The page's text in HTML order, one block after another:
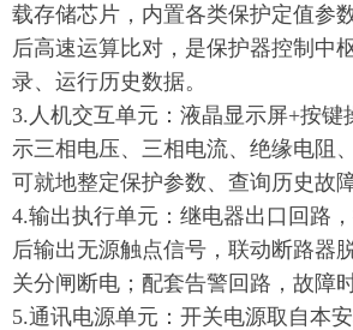
载存储芯片，内置各类保护定值参
后高速运算比对，是保护器控制中
录、运行历史数据。
3.人机交互单元：液晶显示屏+按键
示三相电压、三相电流、绝缘电阻
可就地整定保护参数、查询历史故障
4.输出执行单元：继电器出口回路
后输出无源触点信号，联动断路器
关分闸断电；配套告警回路，故障
5.通讯电源单元：开关电源取自本